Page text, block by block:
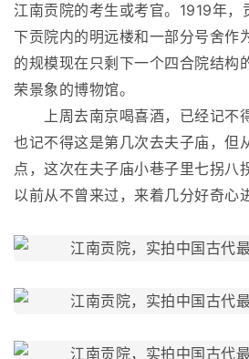
江南贡院的考生或考官。1919年，
下贡院内的明远楼和一部分号舍作
的规模现在只剩下一个四合院结构
荣景象的博物馆。
上周去南京喝喜酒，已经记不得
也记不得这是第几次去夫子庙，但
点，这次在夫子庙小巷子里七拐八
以前从不曾来过，来着几分好奇心